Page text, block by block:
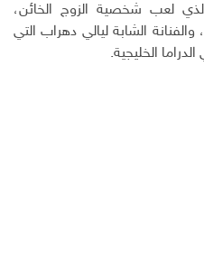
لعب شخصية الزوج الخائن،
الشابة ليالي دهراب التي
الخليجية.